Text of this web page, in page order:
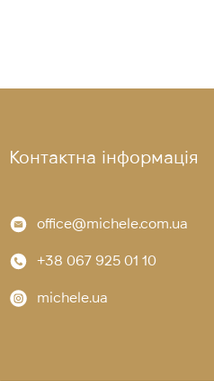
Контактна інформація
office@michele.com.ua
+38 067 925 01 10
michele.ua